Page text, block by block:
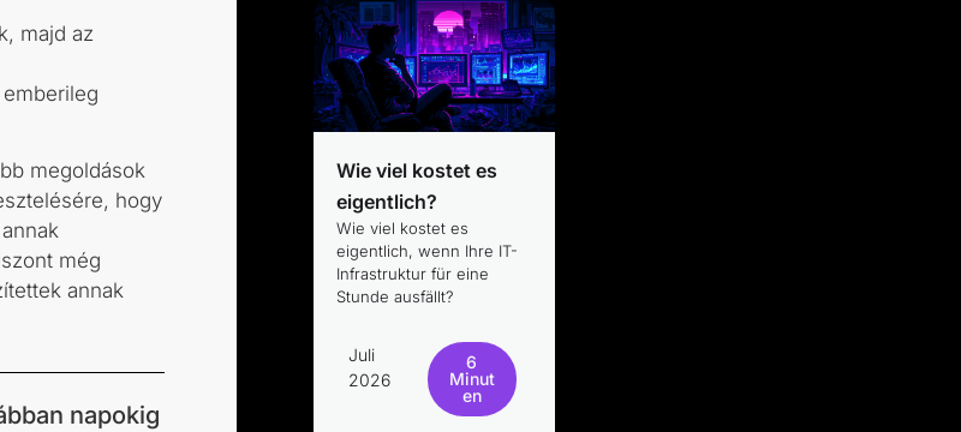
majd az
megoldások
hogy
még
annak
napokig
Wie viel kostet es
eigentlich?
Wie viel kostet es
eigentlich, wenn Ihre IT-
Infrastruktur für eine
Stunde ausfällt?
Juli
2026
6
Minut
en